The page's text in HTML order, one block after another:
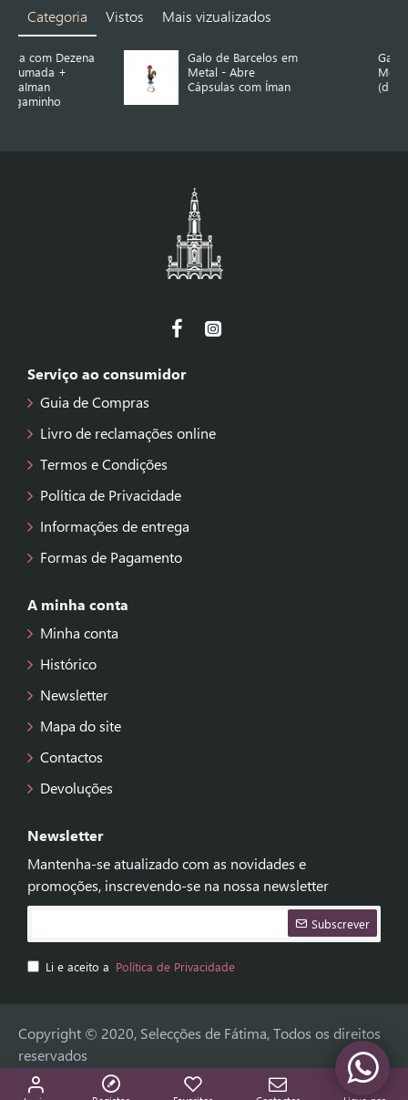
Categoria Vistos Mais vizualizados
Galo de Barcelos em
Metal - Abre
Cápsulas com Íman
Galo de Barcelos em
(diversas cores)
Serviço ao consumidor
Guia de Compras
Livro de reclamações online
Termos e Condições
Política de Privacidade
Informações de entrega
Formas de Pagamento
A minha conta
Minha conta
Histórico
Newsletter
Mapa do site
Contactos
Devoluções
Newsletter
Mantenha-se atualizado com as novidades e
promoções, inscrevendo-se na nossa newsletter
Subscrever
Li e aceito a Política de Privacidade
Copyright © 2020, Selecções de Fátima, Todos os direitos
reservados